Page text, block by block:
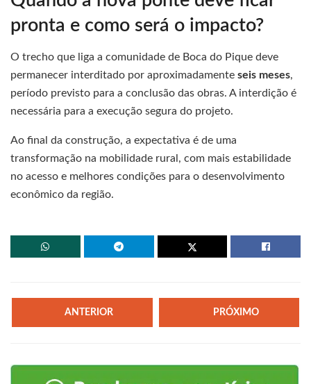
pronta e como será o impacto?
O trecho que liga a comunidade de Boca do Pique deve
permanecer interditado por aproximadamente seis meses,
período previsto para a conclusão das obras. A interdição é
necessária para a execução segura do projeto.
Ao final da construção, a expectativa é de uma
transformação na mobilidade rural, com mais estabilidade
no acesso e melhores condições para o desenvolvimento
econômico da região.
ANTERIOR PRÓXIMO